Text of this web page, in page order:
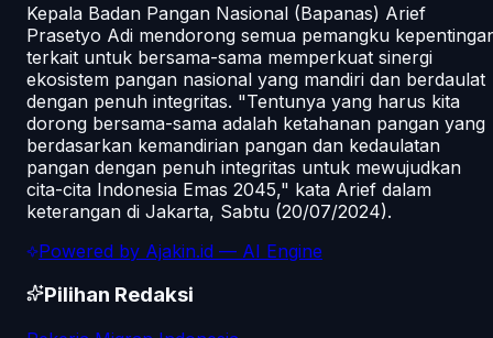
Kepala Badan Pangan Nasional (Bapanas) Arief
Prasetyo Adi mendorong semua pemangku
terkait untuk bersama-sama memperkuat sinergi
ekosistem pangan nasional yang mandiri dan berdaulat
dengan penuh integritas. "Tentunya yang harus kita
dorong bersama-sama adalah ketahanan pangan yang
berdasarkan kemandirian pangan dan kedaulatan
pangan dengan penuh integritas untuk mewujudkan
cita-cita Indonesia Emas 2045," kata Arief dalam
keterangan di Jakarta, Sabtu (20/07/2024).
Powered by Ajakin.id — AI Engine
Pilihan Redaksi